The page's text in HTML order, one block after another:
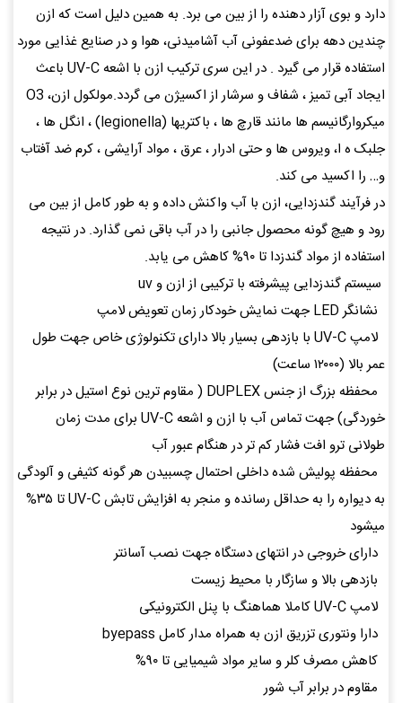
دارد و بوی آزار دهنده را از بین می برد. به همین دلیل است که ازن
چندین دهه برای ضدعفونی آب آشامیدنی، هوا و در صنایع غذایی مورد
استفاده قرار می گیرد . در این سری ترکیب ازن با اشعه UV-C باعث
ایجاد آبی تمیز ، شفاف و سرشار از اکسیژن می گردد.مولکول ازن، O3
میکروارگانیسم ها مانند قارچ ها ، باکتریها (legionella) ، انگل ها ،
جلبک ه ا، ویروس ها و حتی ادرار ، عرق ، مواد آرایشی ، کرم ضد آفتاب
و… را اکسید می کند.
در فرآیند گندزدایی، ازن با آب واکنش داده و به طور کامل از بین می
رود و هیچ گونه محصول جانبی را در آب باقی نمی گذارد. در نتیجه
استفاده از مواد گندزدا تا ۹۰% کاهش می یابد.
سیستم گندزدایی پیشرفته با ترکیبی از ازن و uv
نشانگر LED جهت نمایش خودکار زمان تعویض لامپ
لامپ UV-C با بازدهی بسیار بالا دارای تکنولوژی خاص جهت طول
عمر بالا (۱۲۰۰۰ ساعت)
محفظه بزرگ از جنس DUPLEX ( مقاوم ترین نوع استیل در برابر
خوردگی) جهت تماس آب با ازن و اشعه UV-C برای مدت زمان
طولانی ترو افت فشار کم تر در هنگام عبور آب
محفظه پولیش شده داخلی احتمال چسبیدن هر گونه کثیفی و آلودگی
به دیواره را به حداقل رسانده و منجر به افزایش تابش UV-C تا ۳۵%
میشود
دارای خروجی در انتهای دستگاه جهت نصب آسانتر
بازدهی بالا و سازگار با محیط زیست
لامپ UV-C کاملا هماهنگ با پنل الکترونیکی
دارا ونتوری تزریق ازن به همراه مدار کامل byepass
کاهش مصرف کلر و سایر مواد شیمیایی تا ۹۰%
مقاوم در برابر آب شور